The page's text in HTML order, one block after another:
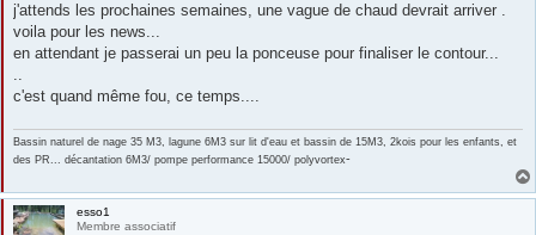
a
g
j'attends les prochaines semaines, une vague de chaud devrait arriver .
voila pour les news...
en attendant je passerai un peu la ponceuse pour finaliser le contour...
..
c'est quand même fou, ce temps....
Bassin naturel de nage 35 M3, lagune 6M3 sur lit d'eau et bassin de 15M3, 2kois pour les enfants, et
des PR... décantation 6M3/ pompe performance 15000/ polyvortex-
esso1
Membre associatif